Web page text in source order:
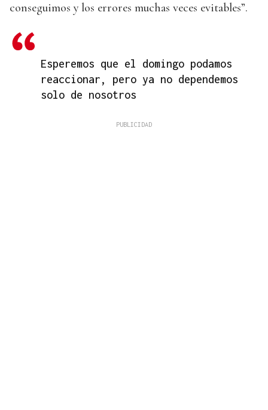
conseguimos y los errores muchas veces evitables”.
Esperemos que el domingo podamos
reaccionar, pero ya no dependemos
solo de nosotros